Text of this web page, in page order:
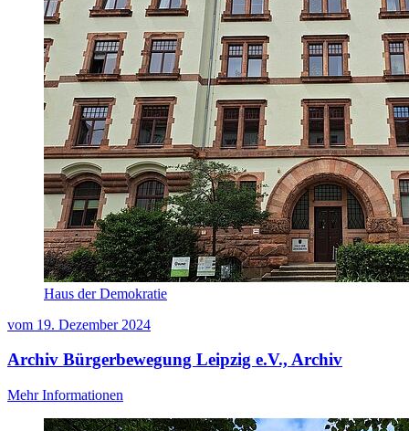
Haus der Demokratie
vom 19. Dezember 2024
Archiv Bürgerbewegung Leipzig e.V., Archiv
Mehr Informationen